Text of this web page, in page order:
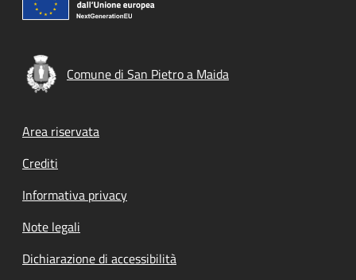
Comune di San Pietro a Maida
Footer menu
Area riservata
Crediti
Informativa privacy
Note legali
Dichiarazione di accessibilità